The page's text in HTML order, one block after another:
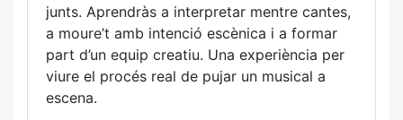
junts. Aprendràs a interpretar mentre cantes,
a moure’t amb intenció escènica i a formar
part d’un equip creatiu. Una experiència per
viure el procés real de pujar un musical a
escena.